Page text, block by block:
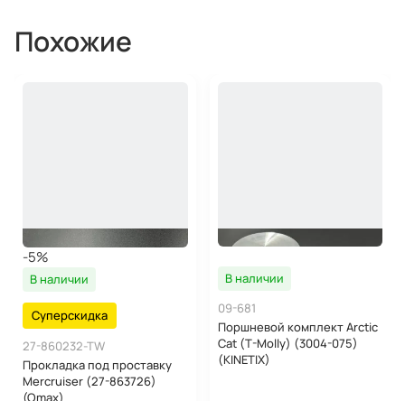
Похожие
-5%
В наличии
Суперскидка
27-860232-TW
Прокладка под проставку
Mercruiser (27-863726)
В наличии
09-681
Поршневой комплект Arctic
Cat (T-Molly) (3004-075)
(KINETIX)